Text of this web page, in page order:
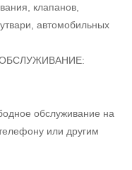
клапанов,
автомобильных
обслуживание на
или другим